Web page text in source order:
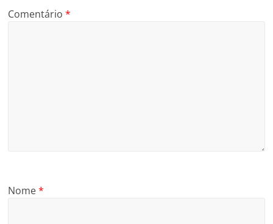
Comentário*
Nome*